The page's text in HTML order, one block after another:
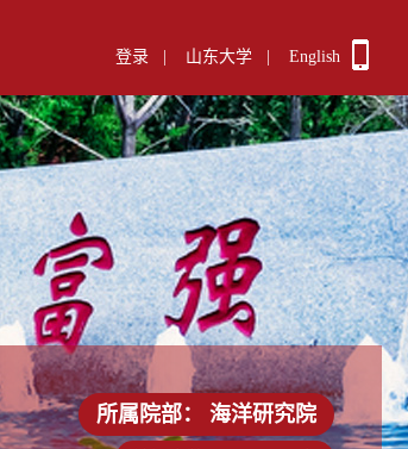
登录 山东大学 English
所属院部： 海洋研究院